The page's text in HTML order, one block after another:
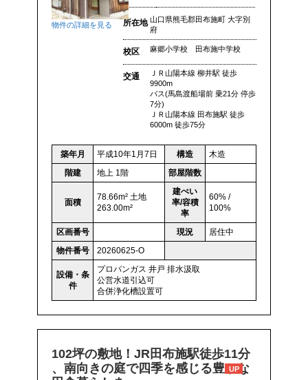
物件の詳細を見る 所在地 山口県熊毛郡田布施町 大字別
府
校区 麻郷小学校 田布施中学校
交通
ＪＲ山陽本線 柳井駅 徒歩
9900m
バス(馬島渡船場前 乗21分 停歩
7分)
ＪＲ山陽本線 田布施駅 徒歩
6000m 徒歩75分
築年月 平成10年1月7日 構造
木造
階建
地上 1階 部屋階数
面積
78.66m² 土地
263.00m²
建ぺい
率/容積
率
60% /
100%
区画番号 現況
居住中
物件番号
20260625-O
設備・条
件
プロパンガス 井戸 排水汲取
公営水道引込可
合併浄化槽設置可
102坪の敷地！JR田布施駅徒歩11分
、南向きの庭で四季を感じる豊かな
UP